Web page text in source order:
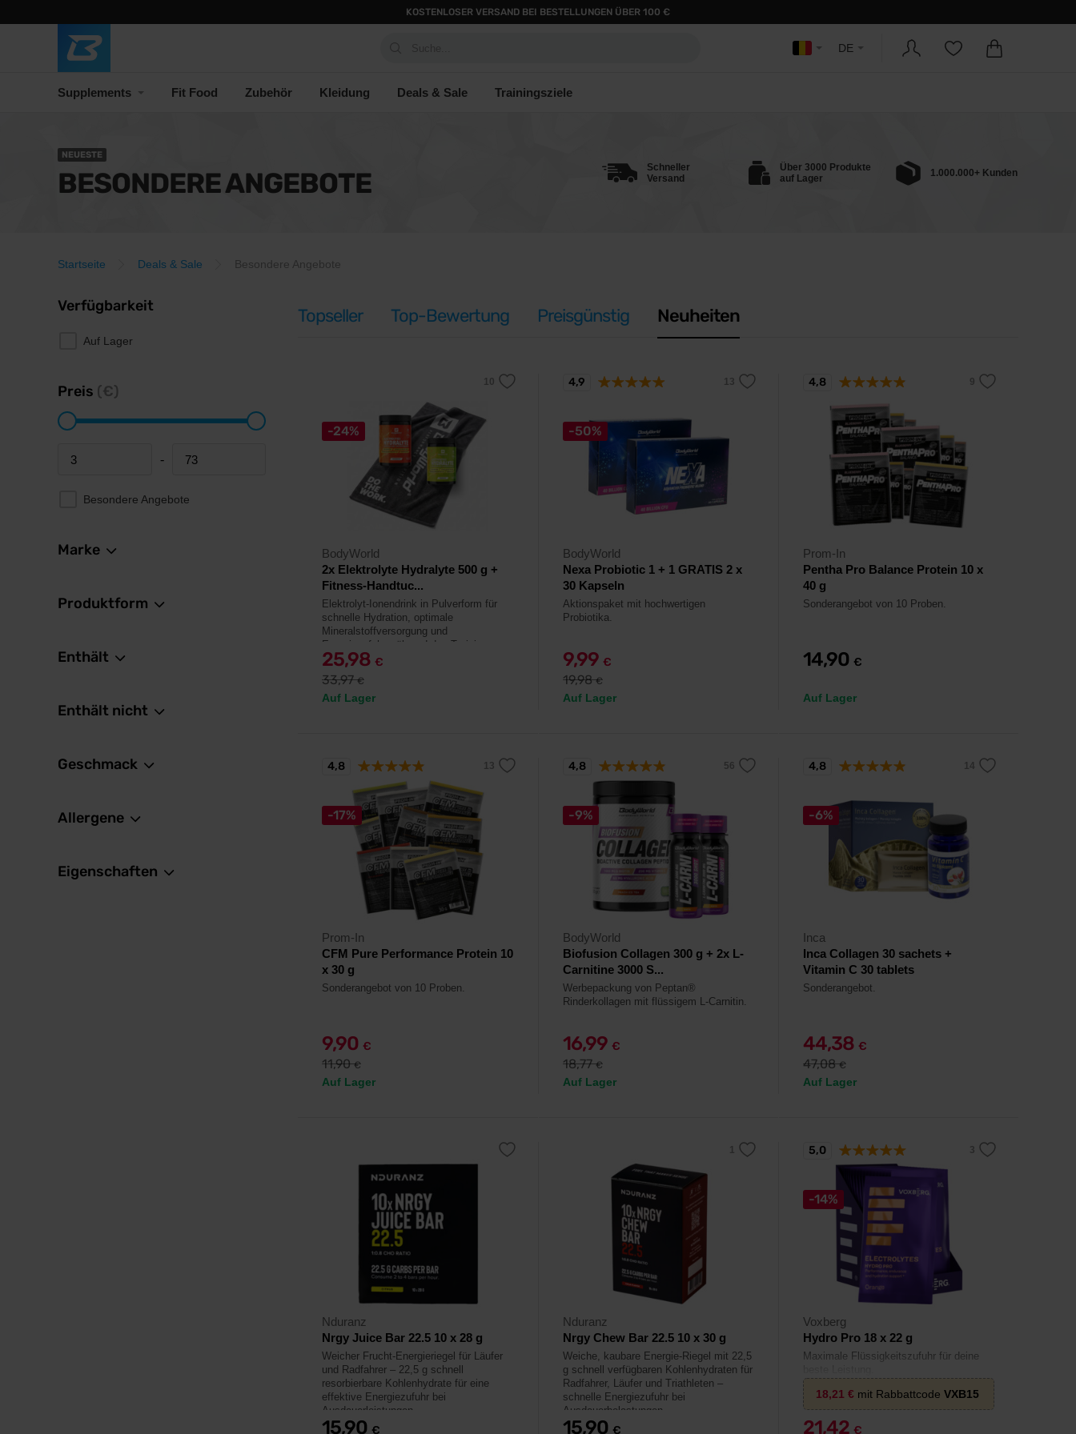
KOSTENLOSER VERSAND BEI BESTELLUNGEN ÜBER 100 €
DE
Supplements Fit Food Zubehör Kleidung Deals & Sale Trainingsziele
NEUESTE
BESONDERE ANGEBOTE
Schneller
Versand
Über 3000 Produkte
auf Lager
1.000.000+ Kunden
Startseite Deals & Sale Besondere Angebote
Verfügbarkeit
Auf Lager
Preis (€)
Minimum price -
Maximum price
Besondere Angebote
Marke
Produktform
Enthält
Enthält nicht
Geschmack
Allergene
Eigenschaften
Topseller Top-Bewertung Preisgünstig Neuheiten
-24%
BodyWorld
2x Elektrolyte Hydralyte 500 g +
Fitness-Handtuc...
Elektrolyt-Ionendrink in Pulverform für
schnelle Hydration, optimale
Mineralstoffversorgung und
Energiezufuhr während des Trainings +
Gym-Handtuch gratis.
25,98 €
33,97€
Auf Lager
-50%
BodyWorld
Nexa Probiotic 1 + 1 GRATIS 2 x
30 Kapseln
Aktionspaket mit hochwertigen
Probiotika.
9,99 €
19,98€
Auf Lager
4,9
Prom-In
Pentha Pro Balance Protein 10 x
40 g
Sonderangebot von 10 Proben.
14,90 €
Auf Lager
4,8
-17%
Prom-In
CFM Pure Performance Protein 10
x 30 g
Sonderangebot von 10 Proben.
9,90 €
11,90€
Auf Lager
4,8
-9%
BodyWorld
Biofusion Collagen 300 g + 2x L-
Carnitine 3000 S...
Werbepackung von Peptan®
Rinderkollagen mit flüssigem L-Carnitin.
16,99 €
18,77€
Auf Lager
4,8
-6%
Inca
Inca Collagen 30 sachets +
Vitamin C 30 tablets
Sonderangebot.
44,38 €
47,08€
Auf Lager
4,8
Nduranz
Nrgy Juice Bar 22.5 10 x 28 g
Weicher Frucht-Energieriegel für Läufer
und Radfahrer – 22,5 g schnell
resorbierbare Kohlenhydrate für eine
effektive Energiezufuhr bei
Ausdauerleistungen.
15,90 €
Nduranz
Nrgy Chew Bar 22.5 10 x 30 g
Weiche, kaubare Energie-Riegel mit 22,5
g schnell verfügbaren Kohlenhydraten für
Radfahrer, Läufer und Triathleten –
schnelle Energiezufuhr bei
Ausdauerbelastungen.
15,90 €
-14%
Voxberg
Hydro Pro 18 x 22 g
Maximale Flüssigkeitszufuhr für deine
18,21 € mit Rabbattcode VXB15
21,42 €
5,0